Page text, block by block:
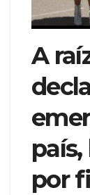
A
por